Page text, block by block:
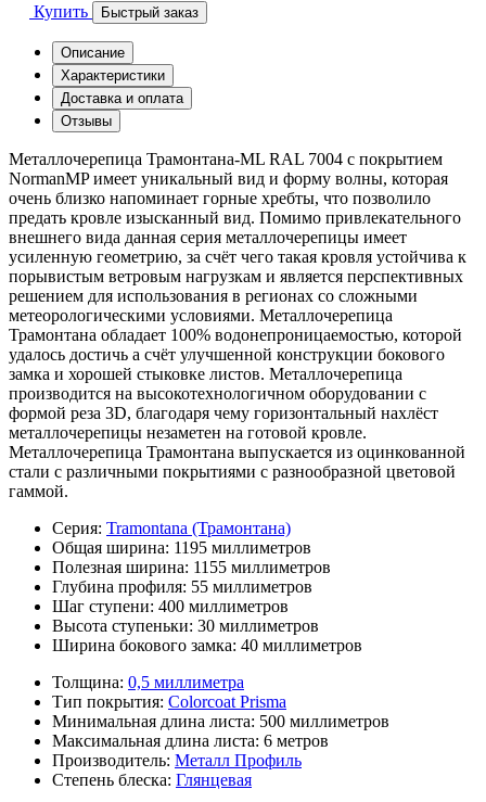
Купить Быстрый заказ
Описание
Характеристики
Доставка и оплата
Отзывы
Металлочерепица Трамонтана-ML RAL 7004 с покрытием
NormanMP имеет уникальный вид и форму волны, которая
очень близко напоминает горные хребты, что позволило
предать кровле изысканный вид. Помимо привлекательного
внешнего вида данная серия металлочерепицы имеет
усиленную геометрию, за счёт чего такая кровля устойчива к
порывистым ветровым нагрузкам и является перспективных
решением для использования в регионах со сложными
метеорологическими условиями. Металлочерепица
Трамонтана обладает 100% водонепроницаемостью, которой
удалось достичь а счёт улучшенной конструкции бокового
замка и хорошей стыковке листов. Металлочерепица
производится на высокотехнологичном оборудовании с
формой реза 3D, благодаря чему горизонтальный нахлёст
металлочерепицы незаметен на готовой кровле.
Металлочерепица Трамонтана выпускается из оцинкованной
стали с различными покрытиями с разнообразной цветовой
гаммой.
Серия: Tramontana (Трамонтана)
Общая ширина: 1195 миллиметров
Полезная ширина: 1155 миллиметров
Глубина профиля: 55 миллиметров
Шаг ступени: 400 миллиметров
Высота ступеньки: 30 миллиметров
Ширина бокового замка: 40 миллиметров
Толщина: 0,5 миллиметра
Тип покрытия: Colorcoat Prisma
Минимальная длина листа: 500 миллиметров
Максимальная длина листа: 6 метров
Производитель: Металл Профиль
Степень блеска: Глянцевая